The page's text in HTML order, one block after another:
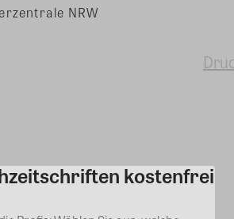
NRW
Kommentar kostenfrei